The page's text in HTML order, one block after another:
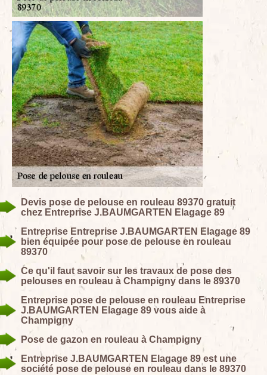
Devis pose de pelouse en rouleau 89370 gratuit
chez Entreprise J.BAUMGARTEN Elagage 89
Entreprise Entreprise J.BAUMGARTEN Elagage 89
bien équipée pour pose de pelouse en rouleau
89370
Ce qu'il faut savoir sur les travaux de pose des
pelouses en rouleau à Champigny dans le 89370
Entreprise pose de pelouse en rouleau Entreprise
J.BAUMGARTEN Elagage 89 vous aide à
Champigny
Pose de gazon en rouleau à Champigny
Entreprise J.BAUMGARTEN Elagage 89 est une
société pose de pelouse en rouleau dans le 89370